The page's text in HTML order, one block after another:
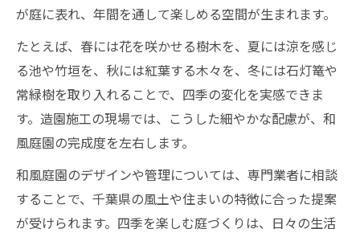
が庭に表れ、年間を通して楽しめる空間が生まれます。
たとえば、春には花を咲かせる樹木を、夏には涼を感じ
る池や竹垣を、秋には紅葉する木々を、冬には石灯篭や
常緑樹を取り入れることで、四季の変化を実感できま
す。造園施工の現場では、こうした細やかな配慮が、和
風庭園の完成度を左右します。
和風庭園のデザインや管理については、専門業者に相談
することで、千葉県の風土や住まいの特徴に合った提案
が受けられます。四季を楽しむ庭づくりは、日々の生活